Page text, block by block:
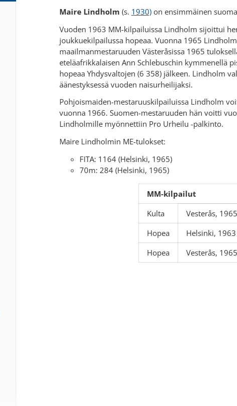
Maire Lindholm (s. 1930)on ensimmäinen
Vuoden 1963 MM-kilpailuissa Lindholm sijoittui
joukkuekilpailussa hopeaa. Vuonna 1965
maailmanmestaruuden Västeråsissa 1965
eteläafrikkalaisen Ann Schlebuschin kymmenellä
hopeaa Yhdysvaltojen (6 358) jälkeen. Lindholm
äänestyksessä vuoden naisurheilijaksi.
Pohjoismaiden-mestaruuskilpailuissa Lindholm
vuonna 1966. Suomen-mestaruuden hän voitti
Lindholmille myönnettiin Pro Urheilu -palkinto.
Maire Lindholmin ME-tulokset:
FITA: 1164 (Helsinki, 1965)
70m: 284 (Helsinki, 1965)
MM-kilpailut
Kulta
Vesterås,
Hopea
Helsinki, 1963
Hopea
Vesterås,